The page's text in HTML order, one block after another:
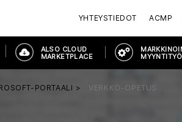
YHTEYSTIEDOT ACMP
ALSO CLOUD
MARKETPLACE
PORTAALI VERKKO-OPETUS